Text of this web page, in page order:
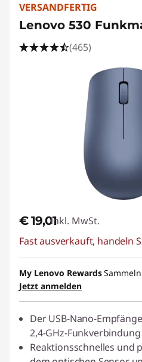
VERSANDFERTIG
Lenovo 530
(465)
€ 19,01Inkl. MwSt.
Fast ausverkauft, handeln
My Lenovo Rewards
Jetzt anmelden
Der USB-Nano-
2,4-GHz-Funkverbindung
Reaktionsschnelles und